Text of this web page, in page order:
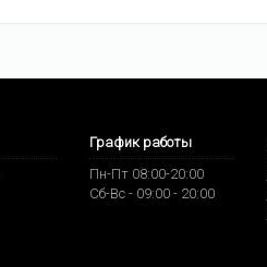
График работы
Пн-Пт 08:00-20:00
Сб-Вс - 09:00 - 20:00